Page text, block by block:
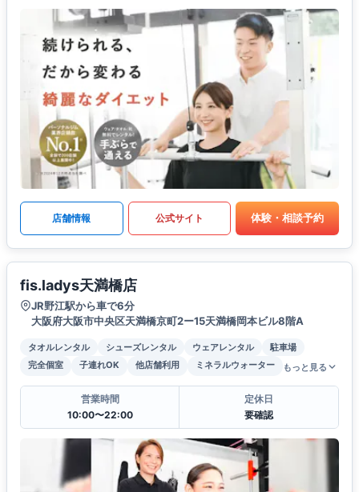
店舗情報 公式サイト 体験・相談予約
fis.ladys天満橋店
JR野江駅から車で6分
大阪府大阪市中央区天満橋京町2ー15天満橋岡本ビル8階A
タオルレンタル シューズレンタル ウェアレンタル
駐車場
完全個室
子連れOK 他店舗利用 ミネラルウォーター もっと見る
営業時間
10:00〜22:00
定休日
要確認